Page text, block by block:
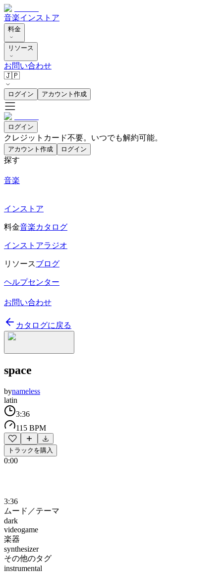
音楽インストア
料金
リソース
お問い合わせ
🇯🇵
ログイン アカウント作成
ログイン
クレジットカード不要。いつでも解約可能。
アカウント作成 ログイン
探す
音楽
インストア
料金音楽カタログ
インストアラジオ
リソースブログ
ヘルプセンター
お問い合わせ
カタログに戻る
space
bynameless
latin
3:36
115 BPM
トラックを購入
0:00
3:36
ムード／テーマ
dark
videogame
楽器
synthesizer
その他のタグ
instrumental